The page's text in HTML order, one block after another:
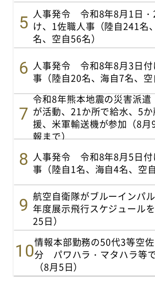
人事発令 令和8年8月1日・
け、1佐職人事（陸自241名
名、空自56名）
人事発令 令和8年8月3日付
事（陸自20名、海自7名、空
令和8年熊本地震の災害派
が活動、21か所で給水、5
援、米軍輸送機が参加（8月
報まで）
人事発令 令和8年8月5日付
事（陸自1名、海自4名、空自
航空自衛隊がブルーインパ
年度展示飛行スケジュール
25日）
情報本部勤務の50代3等空
分 パワハラ・マタハラ等
（8月5日）